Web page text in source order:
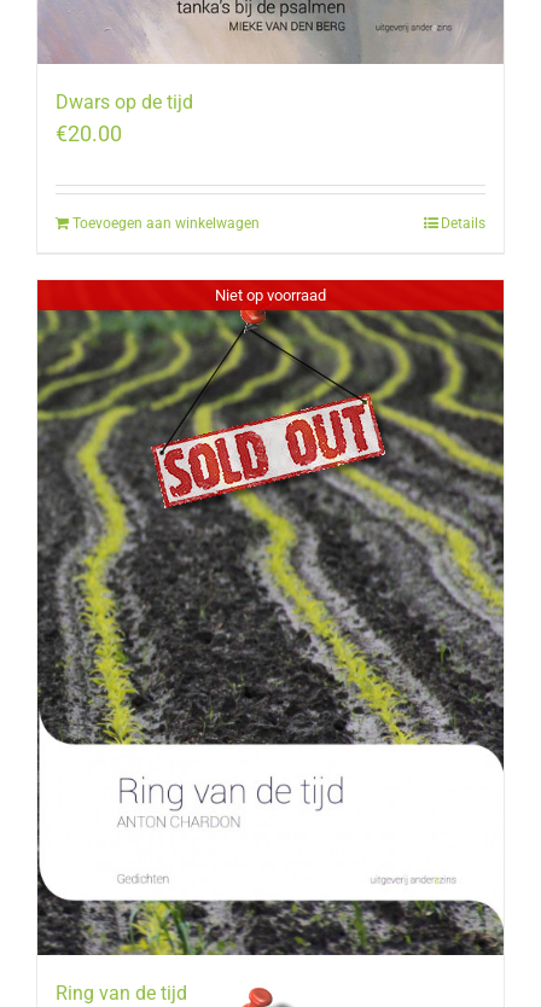
Dwars op de tijd
€20.00
Toevoegen aan winkelwagen Details
Niet op voorraad
Ring van de tijd